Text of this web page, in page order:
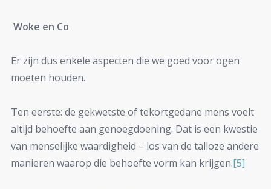
Woke en Co
Er zijn dus enkele aspecten die we goed voor ogen
moeten houden.
Ten eerste: de gekwetste of tekortgedane mens voelt
altijd behoefte aan genoegdoening. Dat is een kwestie
van menselijke waardigheid – los van de talloze andere
manieren waarop die behoefte vorm kan krijgen.[5]